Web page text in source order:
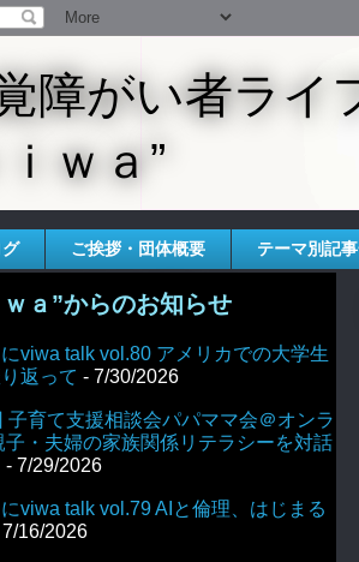
障がい者ライ
ｗａ”
ご挨拶・団体概要 テーマ別記
ａ”からのお知らせ
viwa talk vol.80 アメリカでの大学生
返って - 7/30/2026
子育て支援相談会パパママ会＠オンラ
子・夫婦の家族関係リテラシーを対話
- 7/29/2026
viwa talk vol.79 AIと倫理、はじまる
7/16/2026